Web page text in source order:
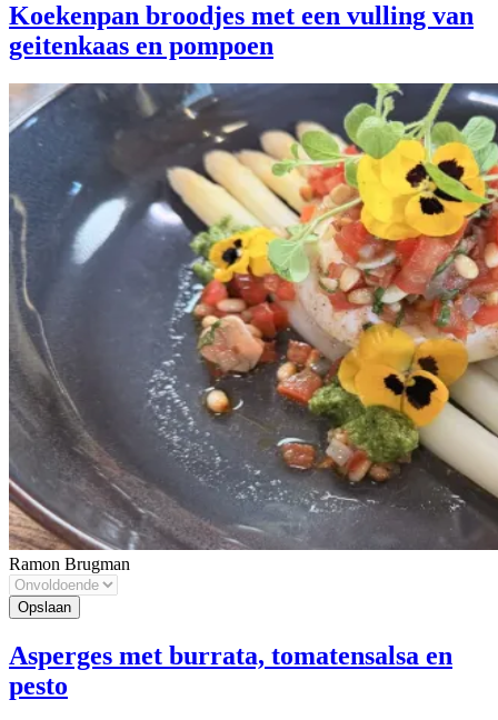
Koekenpan broodjes met een vulling van
geitenkaas en pompoen
Ramon Brugman
Asperges met burrata, tomatensalsa en
pesto